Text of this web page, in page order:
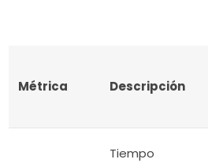
Métrica Descripción
Tiempo